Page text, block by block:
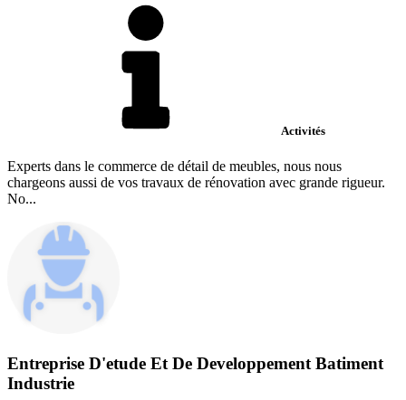
Activités
Experts dans le commerce de détail de meubles, nous nous
chargeons aussi de vos travaux de rénovation avec grande rigueur.
No...
Entreprise D'etude Et De Developpement Batiment
Industrie